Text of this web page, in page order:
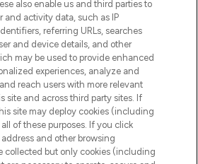
of via de app, met gratis
vanaf €40.
toestemming
or Share My Personal
Information
& INFORMATIE
also enable us and third parties to
and activity data, such as IP
referring URLs, searches
and device details, and other
may be used to provide enhanced
experiences, analyze and
reach users with more relevant
site and across third party sites. If
site may deploy cookies (including
of these purposes. If you click
address and other browsing
collected but only cookies (including